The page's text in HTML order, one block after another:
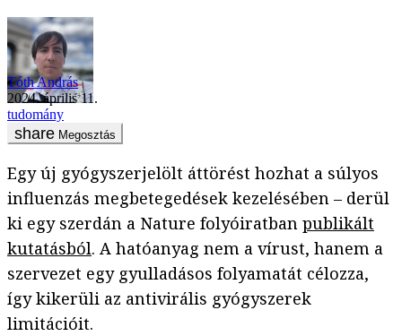
Tóth András
2024. április 11.
tudomány
Megosztás
Egy új gyógyszerjelölt áttörést hozhat a súlyos
influenzás megbetegedések kezelésében – derül
ki egy szerdán a Nature folyóiratban publikált
kutatásból. A hatóanyag nem a vírust, hanem a
szervezet egy gyulladásos folyamatát célozza,
így kikerüli az antivirális gyógyszerek
limitációit.